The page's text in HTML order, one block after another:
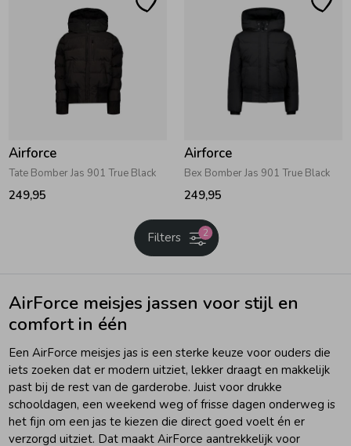
Zwemkleding
Overhemden
Rompers
Ondergoed
Regenkleding &-laarzen
Zwemkleding
Overhemden
Jumpsuits
Blouses
Blazers & Gilets
Cadeaubonnen
Haaraccessoires
Babyaccessoires
Winteraccessoires
Winterjassen
Zomerjassen
Zwemvesten & Zwembandjes
Winterjassen
Zomerjassen
Airforce
Tate Bomber Jas 901 True Black
249,95
Airforce
Bex Bomber Jas 901 True Black
249,95
2
Filters
AirForce meisjes jassen voor stijl en
comfort in één
Een AirForce meisjes jas is een sterke keuze voor ouders die
iets zoeken dat er modern uitziet, lekker draagt en makkelijk
past bij de rest van de garderobe. Juist voor drukke
schooldagen, een weekend weg of frisse dagen onderweg is
het fijn om een jas te kiezen die direct goed voelt én er
verzorgd uitziet. Dat maakt AirForce aantrekkelijk voor